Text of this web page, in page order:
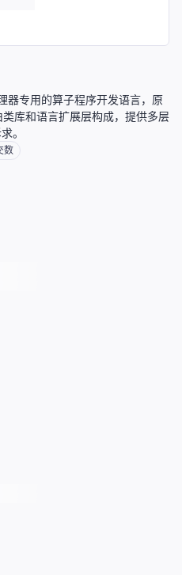
器专用的算子程序开发语言，原
库和语言扩展层构成，提供多层
。
数